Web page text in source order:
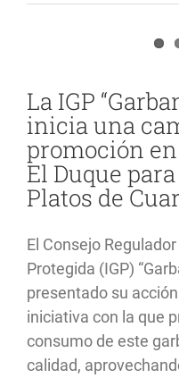
La IGP
inicia una
promoción
El Duque
Platos de
El Consejo
Protegida (IGP)
presentado su
iniciativa con la que
consumo de este
calidad,